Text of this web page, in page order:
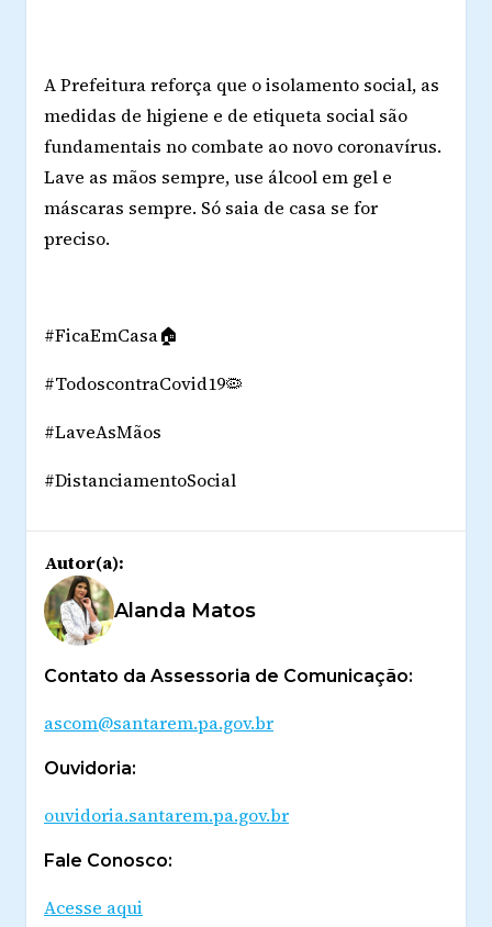
A Prefeitura reforça que o isolamento social, as
medidas de higiene e de etiqueta social são
fundamentais no combate ao novo coronavírus.
Lave as mãos sempre, use álcool em gel e
máscaras sempre. Só saia de casa se for
preciso.
#FicaEmCasa🏠
#TodoscontraCovid19🦠
#LaveAsMãos
#DistanciamentoSocial
Autor(a):
Alanda Matos
Contato da Assessoria de Comunicação:
ascom@santarem.pa.gov.br
Ouvidoria:
ouvidoria.santarem.pa.gov.br
Fale Conosco:
Acesse aqui